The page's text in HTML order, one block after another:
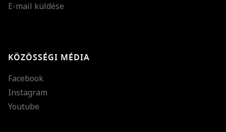
E-mail küldése
KÖZÖSSÉGI MÉDIA
Facebook
Instagram
Youtube